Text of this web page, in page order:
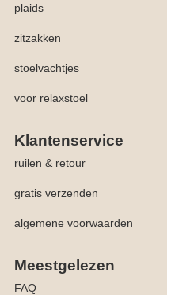
plaids
zitzakken
stoelvachtjes
voor relaxstoel
Klantenservice
ruilen & retour
gratis verzenden
algemene voorwaarden
Meestgelezen
FAQ